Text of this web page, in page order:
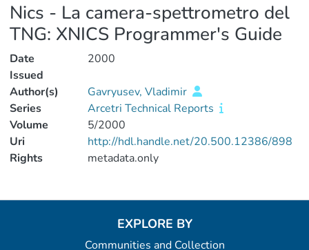
Nics - La camera-spettrometro del
TNG: XNICS Programmer's Guide
Date
Issued
2000
Author(s)
Gavryusev, Vladimir
Series
Arcetri Technical Reports
Volume
5/2000
Uri
http://hdl.handle.net/20.500.12386/898
Rights
metadata.only
EXPLORE BY
Communities and Collection